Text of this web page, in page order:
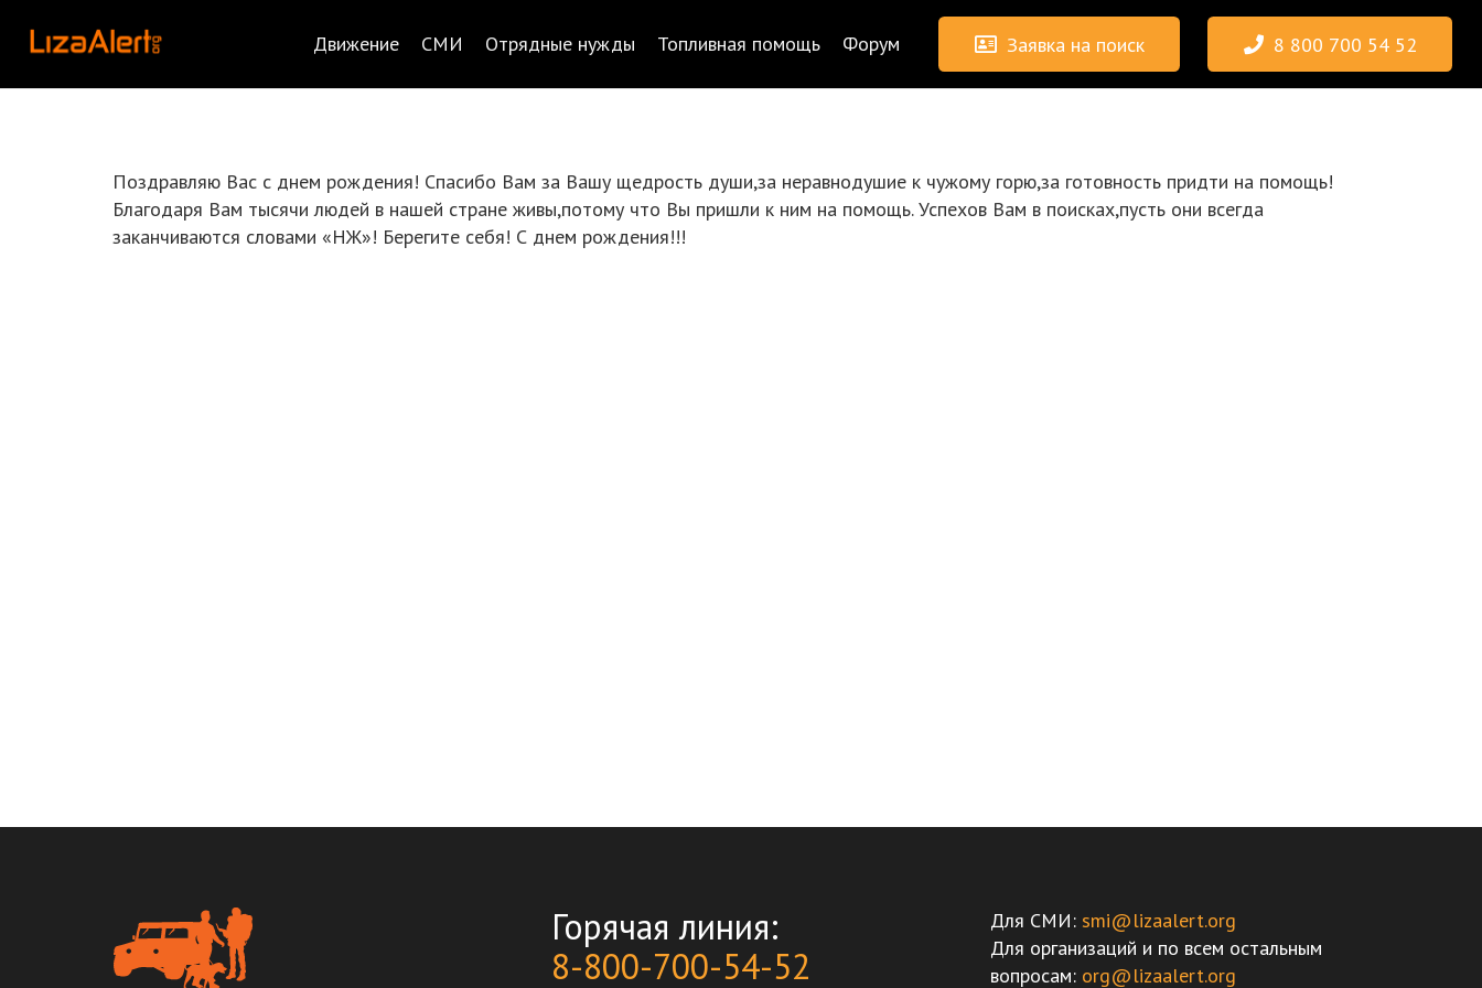
Движение СМИ Отрядные нужды Топливная помощь Форум Заявка на поиск 8 800 700 54 52
Поздравляю Вас с днем рождения! Спасибо Вам за Вашу щедрость души,за неравнодушие к чужому горю,за готовность придти на помощь!
Благодаря Вам тысячи людей в нашей стране живы,потому что Вы пришли к ним на помощь. Успехов Вам в поисках,пусть они всегда
заканчиваются словами «НЖ»! Берегите себя! С днем рождения!!!
Горячая линия:
8-800-700-54-52
Для СМИ: smi@lizaalert.org
Для организаций и по всем остальным
вопросам: org@lizaalert.org